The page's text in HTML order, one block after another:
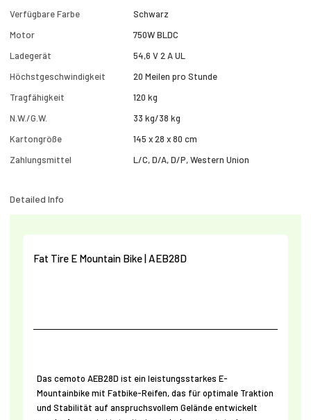
Verfügbare Farbe
Schwarz
Motor
750W BLDC
Ladegerät
54,6 V 2 A UL
Höchstgeschwindigkeit
20 Meilen pro Stunde
Tragfähigkeit
120 kg
N.W./G.W.
33 kg/38 kg
Kartongröße
145 x 28 x 80 cm
Zahlungsmittel
L/C, D/A, D/P, Western Union
Detailed Info
Fat Tire EMountain Bike | AEB28D
Das cemoto AEB28D ist ein leistungsstarkes E-
Mountainbike mit Fatbike-Reifen, das für optimale Traktion
und Stabilität auf anspruchsvollem Gelände entwickelt